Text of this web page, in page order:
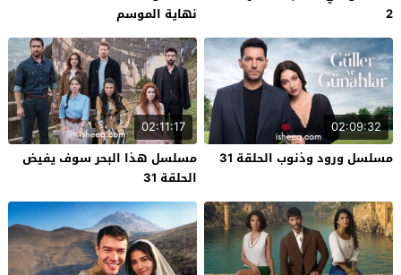
2
نهاية الموسم
02:09:32
مسلسل ورود وذنوب الحلقة 31
02:11:17
مسلسل هذا البحر سوف يفيض
الحلقة 31